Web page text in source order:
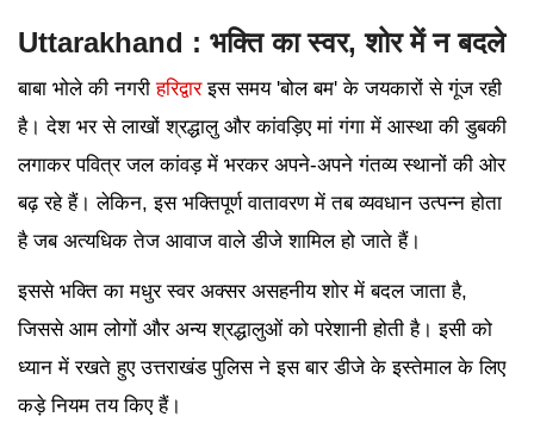
Uttarakhand : भक्ति का स्वर, शोर में न बदले
बाबा भोले की नगरीहरिद्वारइस समय 'बोल बम' के जयकारों से गूंज रही
है। देश भर से लाखों श्रद्धालु और कांवड़िए मां गंगा में आस्था की डुबकी
लगाकर पवित्र जल कांवड़ में भरकर अपने-अपने गंतव्य स्थानों की ओर
बढ़ रहे हैं। लेकिन, इस भक्तिपूर्ण वातावरण में तब व्यवधान उत्पन्न होता
है जब अत्यधिक तेज आवाज वाले डीजे शामिल हो जाते हैं।
इससे भक्ति का मधुर स्वर अक्सर असहनीय शोर में बदल जाता है,
जिससे आम लोगों और अन्य श्रद्धालुओं को परेशानी होती है। इसी को
ध्यान में रखते हुए उत्तराखंड पुलिस ने इस बार डीजे के इस्तेमाल के लिए
कड़े नियम तय किए हैं।